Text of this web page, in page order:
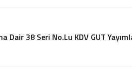
Dair 38 Seri No.Lu KDV GUT